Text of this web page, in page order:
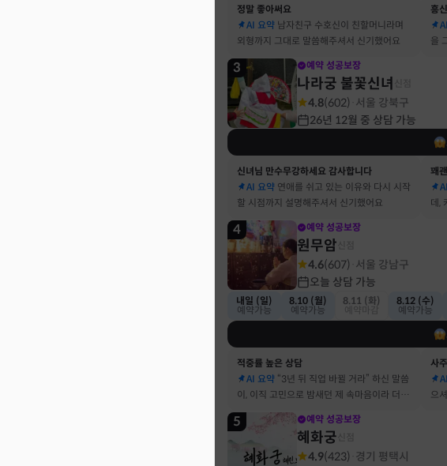
정말 좋아써요
AI 요약 남자친구 수호신이 친할머니라며
외형까지 그대로 말씀해주셔서 신기했어요
을
3 예약 성공보장
나라궁 불꽃신녀
4.8(602) 서울 강북구
26년 12월 중 상담 가능
신녀님 만수무강하세요 감사합니다
AI 요약 연애를 쉬고 있는 이유와 다시 시작
할 시점까지 설명해주셔서 신기했어요
꽤
데,
4 예약 성공보장
원무암
4.6(607) 서울 강남구
오늘 상담 가능
내일 (일)
예약가능
8.10 (월)
예약가능
8.11 (화)
8.12 (수)
예약가능
적중률 높은 상담
AI 요약 “3년 뒤 직업 바뀔 거라” 하신 말씀
이, 이직 고민으로 밤새던 제 속마음이라 더 신
기했어요
으
5 예약 성공보장
혜화궁
4.9(423) 경기 평택시